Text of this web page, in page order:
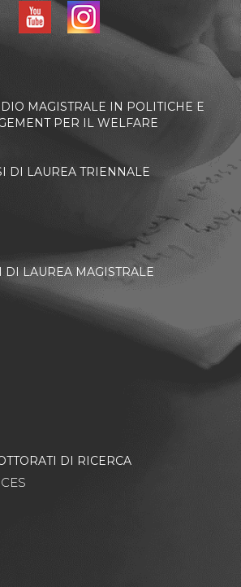
MAGISTRALE IN POLITICHE E
PER IL WELFARE
DI LAUREA TRIENNALE
DI LAUREA MAGISTRALE
DI RICERCA